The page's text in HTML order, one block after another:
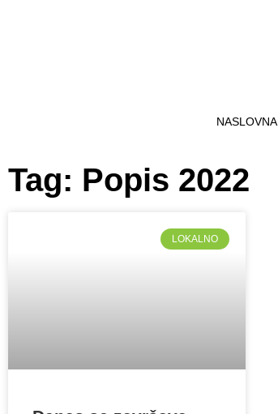
NASLOVNA
Tag: Popis 2022
LOKALNO